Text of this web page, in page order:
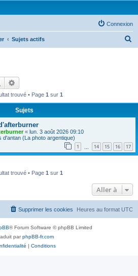
Connexion
Sujets actifs
Rechercher
trouvé • Page 1 sur 1
Sujets
« lun. 3 août 2026 09:10
d'antan (La photo argentique)
1 14 15 16 17
trouvé • Page 1 sur 1
Aller à
Heures au format UTC
Supprimer les cookies
® Forum Software © phpBB Limited
parphpBB-fr.com
| Conditions